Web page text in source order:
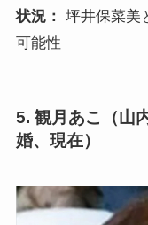
状況： 坪井保菜美
可能性
5. 観月あこ（山
婚、現在）